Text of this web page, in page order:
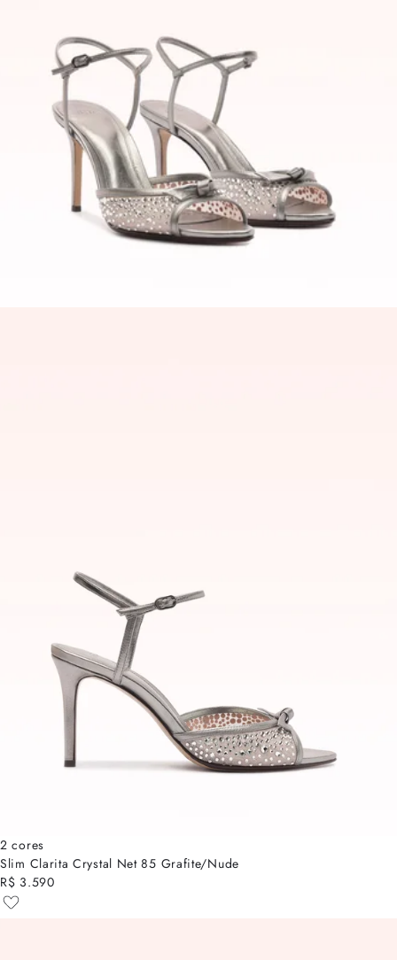
2 cores
Slim Clarita Crystal Net 85 Grafite/Nude
R$ 3.590